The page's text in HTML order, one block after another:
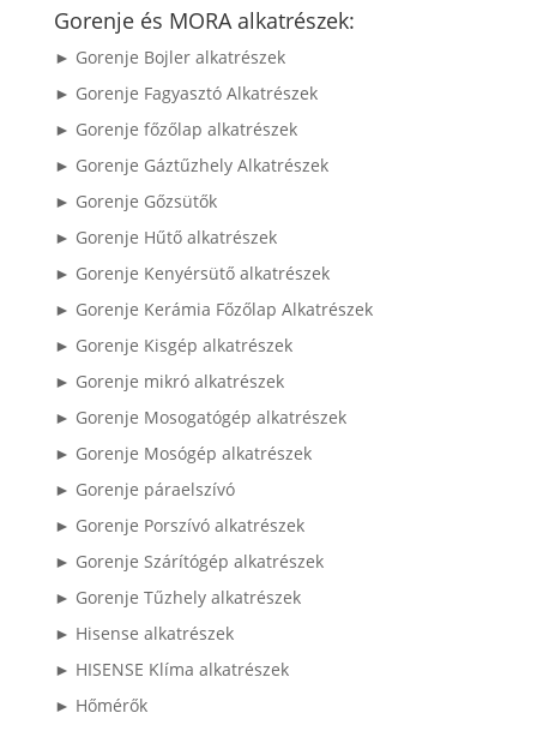
következőre:
Gorenje és MORA alkatrészek:
► Gorenje Bojler alkatrészek
► Gorenje Fagyasztó Alkatrészek
► Gorenje főzőlap alkatrészek
► Gorenje Gáztűzhely Alkatrészek
► Gorenje Gőzsütők
► Gorenje Hűtő alkatrészek
► Gorenje Kenyérsütő alkatrészek
► Gorenje Kerámia Főzőlap Alkatrészek
► Gorenje Kisgép alkatrészek
► Gorenje mikró alkatrészek
► Gorenje Mosogatógép alkatrészek
► Gorenje Mosógép alkatrészek
► Gorenje páraelszívó
► Gorenje Porszívó alkatrészek
► Gorenje Szárítógép alkatrészek
► Gorenje Tűzhely alkatrészek
► Hisense alkatrészek
► HISENSE Klíma alkatrészek
► Hőmérők